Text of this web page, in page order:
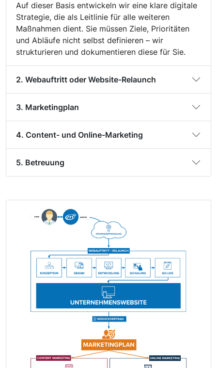
Auf dieser Basis entwickeln wir eine klare digitale
Strategie, die als Leitlinie für alle weiteren
Maßnahmen dient. Sie müssen Ziele, Prioritäten
und Abläufe nicht selbst definieren – wir
strukturieren und dokumentieren diese für Sie.
2. Webauftritt oder Website-Relaunch
3. Marketingplan
4. Content- und Online-Marketing
5. Betreuung